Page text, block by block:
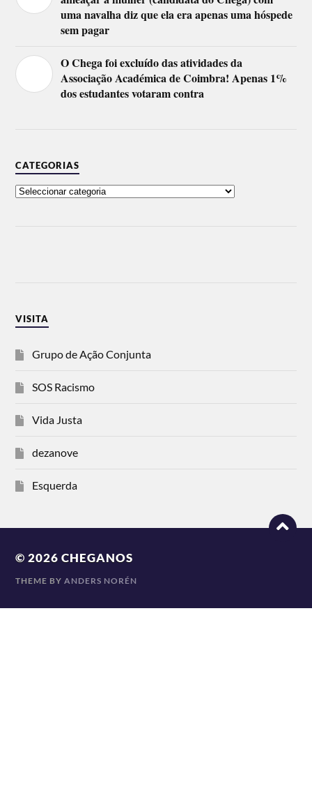
uma navalha diz que ela era apenas uma hóspede
sem pagar
O Chega foi excluído das atividades da
Associação Académica de Coimbra! Apenas 1%
dos estudantes votaram contra
CATEGORIAS
VISITA
Grupo de Ação Conjunta
SOS Racismo
Vida Justa
dezanove
Esquerda
© 2026CHEGANOS
THEME BYANDERS NORÉN